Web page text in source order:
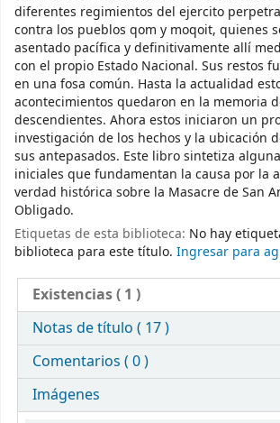
diferentes regimientos del ejercito
contra los pueblos qom y moqoit, quienes
asentado pacífica y definitivamente allí
con el propio Estado Nacional. Sus restos
en una fosa común. Hasta la actualidad
acontecimientos quedaron en la memoria
descendientes. Ahora estos iniciaron un
investigación de los hechos y la ubicación
sus antepasados. Este libro sintetiza
iniciales que fundamentan la causa por la
verdad histórica sobre la Masacre de San
Obligado.
Etiquetas de esta biblioteca: No hay
biblioteca para este título. Ingresar para
Existencias( 1 )
Notas de título ( 17 )
Comentarios ( 0 )
Imágenes